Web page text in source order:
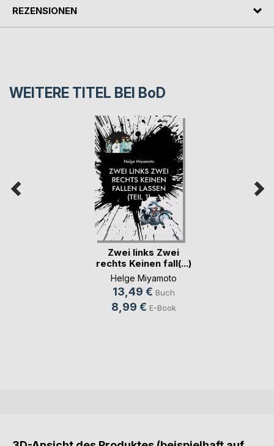
REZENSIONEN
WEITERE TITEL BEI BoD
Zwei links Zwei
rechts Keinen fall(...)
Helge Miyamoto
13,49 € Buch
8,99 € E-Book